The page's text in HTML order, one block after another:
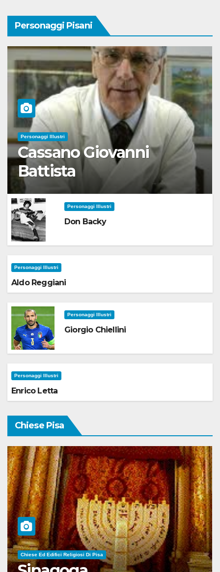
Personaggi Pisani
Personaggi Illustri
Cassano Giovanni
Battista
Personaggi Illustri
Don Backy
Personaggi Illustri
Aldo Reggiani
Personaggi Illustri
Giorgio Chiellini
Personaggi Illustri
Enrico Letta
Chiese Pisa
Chiese Ed Edifici Religiosi Di Pisa